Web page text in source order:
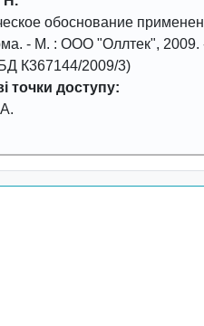
обоснование
. - М. : ООО "Оллтек", 2009.
К367144/2009/3)
точки доступу: